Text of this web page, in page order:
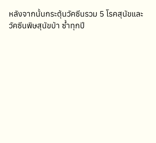
หลังจากนั้นกระตุ้นวัคซีนรวม 5 โรคสุนัขและ
วัคซีนพิษสุนัขบ้า ซ้ำทุกปี